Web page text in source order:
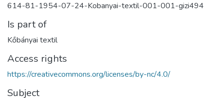
614-81-1954-07-24-Kobanyai-textil-001-001-gizi494
Is part of
Kőbányai textil
Access rights
https://creativecommons.org/licenses/by-nc/4.0/
Subject